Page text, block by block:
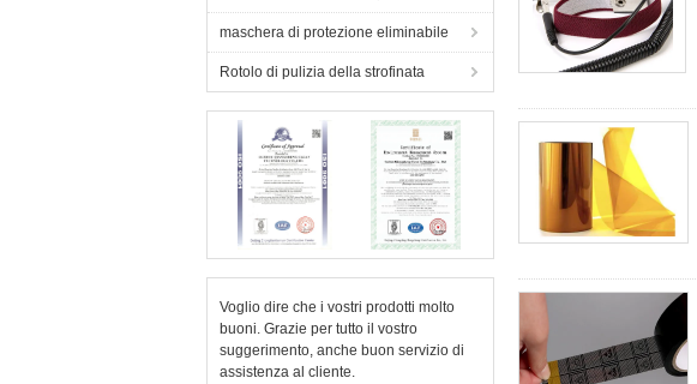
maschera di protezione eliminabile
Rotolo di pulizia della strofinata
Voglio dire che i vostri prodotti molto
buoni. Grazie per tutto il vostro
suggerimento, anche buon servizio di
assistenza al cliente.